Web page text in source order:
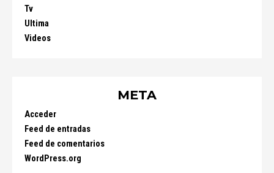
Tv
Ultima
Videos
META
Acceder
Feed de entradas
Feed de comentarios
WordPress.org